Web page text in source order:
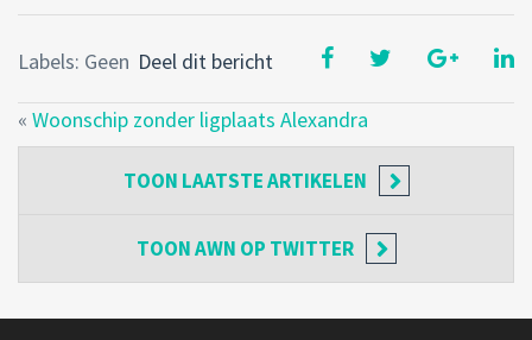
Deel dit bericht
Labels: Geen
« Woonschip zonder ligplaats Alexandra
TOON LAATSTE ARTIKELEN
TOONAWN OP TWITTER